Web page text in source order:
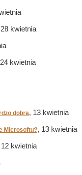
kwietnia
kwietnia
dobra, 13 kwietnia
Microsoftu?, 13 kwietnia
12 kwietnia